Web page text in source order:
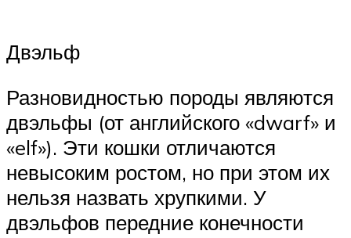
Двэльф
Разновидностью породы являются
двэльфы (от английского «dwarf» и
«elf»). Эти кошки отличаются
невысоким ростом, но при этом их
нельзя назвать хрупкими. У
двэльфов передние конечности